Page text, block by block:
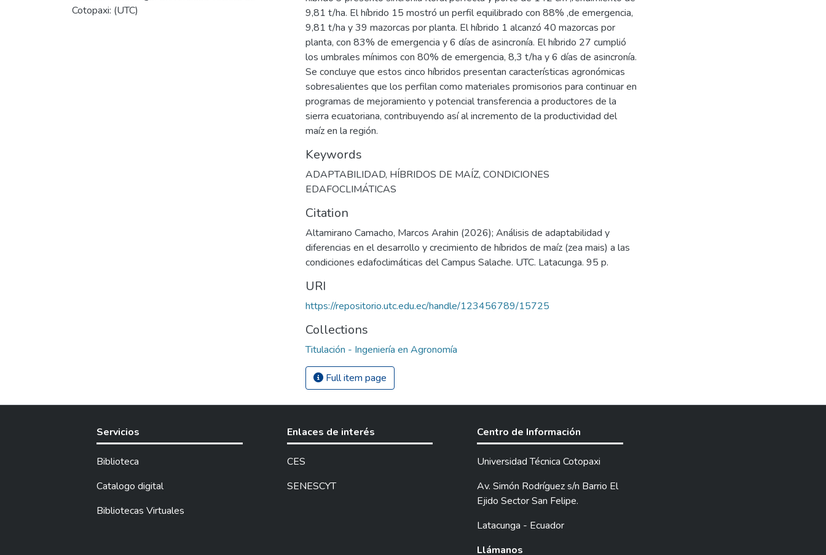
Cotopaxi: (UTC)
9,81 t/ha. El híbrido 15 mostró un perfil equilibrado con 88% ,de emergencia,
9,81 t/ha y 39 mazorcas por planta. El híbrido 1 alcanzó 40 mazorcas por
planta, con 83% de emergencia y 6 días de asincronía. El híbrido 27 cumplió
los umbrales mínimos con 80% de emergencia, 8,3 t/ha y 6 días de asincronía.
Se concluye que estos cinco híbridos presentan características agronómicas
sobresalientes que los perfilan como materiales promisorios para continuar en
programas de mejoramiento y potencial transferencia a productores de la
sierra ecuatoriana, contribuyendo así al incremento de la productividad del
maíz en la región.
Keywords
ADAPTABILIDAD, HÍBRIDOS DE MAÍZ, CONDICIONES
EDAFOCLIMÁTICAS
Citation
Altamirano Camacho, Marcos Arahin (2026); Análisis de adaptabilidad y
diferencias en el desarrollo y crecimiento de híbridos de maíz (zea mais) a las
condiciones edafoclimáticas del Campus Salache. UTC. Latacunga. 95 p.
URI
https://repositorio.utc.edu.ec/handle/123456789/15725
Collections
Titulación - Ingeniería en Agronomía
Full item page
Servicios
Biblioteca
Catalogo digital
Bibliotecas Virtuales
Enlaces de interés
CES
SENESCYT
Centro de Información
Universidad Técnica Cotopaxi
Av. Simón Rodríguez s/n Barrio El
Ejido Sector San Felipe.
Latacunga - Ecuador
Llámanos